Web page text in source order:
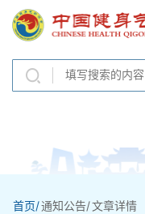
首页/通知公告/文章详情